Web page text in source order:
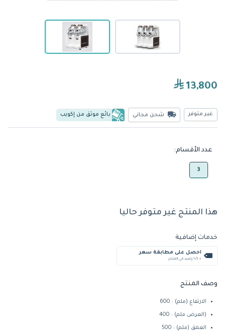
13,800
غير متوفر شحن مجاني بائع موثق من إكويب
عدد الأقسام:
3
هذا المنتج غير متوفر حاليا
خدمات إضافية
احصل على مطابقة سعر
+ %5 رصيد في المتجر
وصف المنتج
الارتفاع (ملم) : 600
(العرض ملم) : 400
العمق (ملم) : 500